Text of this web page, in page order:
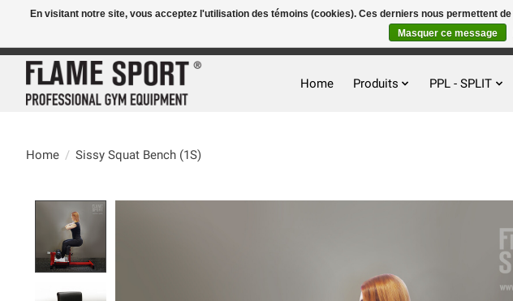
Home Produits PPL - SPLIT
Home / Sissy Squat Bench (1S)
En visitant notre site, vous acceptez l'utilisation des témoins (cookies). Ces derniers nous permettent
Masquer ce message